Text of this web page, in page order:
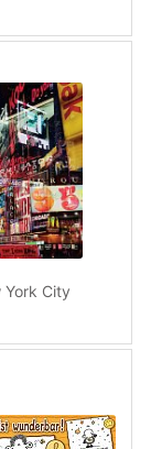
York City